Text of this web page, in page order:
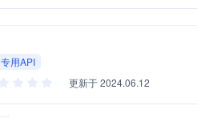
专用API
更新于 2024.06.12